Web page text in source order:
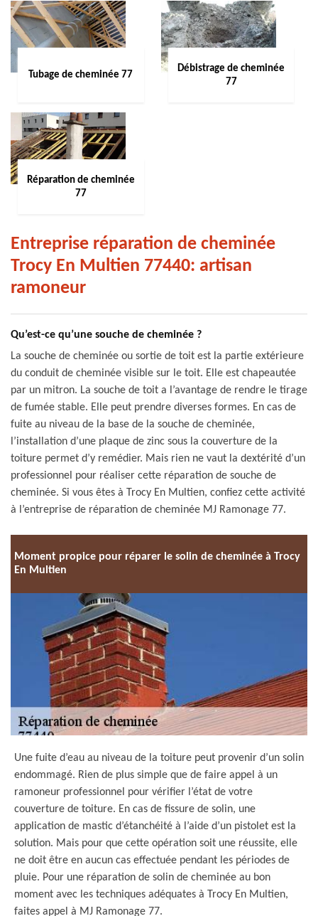
Tubage de cheminée 77
Débistrage de cheminée
77
Réparation de cheminée
77
Entreprise réparation de cheminée
Trocy En Multien 77440: artisan
ramoneur
Qu’est-ce qu’une souche de cheminée ?
La souche de cheminée ou sortie de toit est la partie extérieure
du conduit de cheminée visible sur le toit. Elle est chapeautée
par un mitron. La souche de toit a l’avantage de rendre le tirage
de fumée stable. Elle peut prendre diverses formes. En cas de
fuite au niveau de la base de la souche de cheminée,
l’installation d’une plaque de zinc sous la couverture de la
toiture permet d’y remédier. Mais rien ne vaut la dextérité d’un
professionnel pour réaliser cette réparation de souche de
cheminée. Si vous êtes à Trocy En Multien, confiez cette activité
à l’entreprise de réparation de cheminée MJ Ramonage 77.
Moment propice pour réparer le solin de cheminée à Trocy
En Multien
Une fuite d’eau au niveau de la toiture peut provenir d’un solin
endommagé. Rien de plus simple que de faire appel à un
ramoneur professionnel pour vérifier l’état de votre
couverture de toiture. En cas de fissure de solin, une
application de mastic d’étanchéité à l’aide d’un pistolet est la
solution. Mais pour que cette opération soit une réussite, elle
ne doit être en aucun cas effectuée pendant les périodes de
pluie. Pour une réparation de solin de cheminée au bon
moment avec les techniques adéquates à Trocy En Multien,
faites appel à MJ Ramonage 77.